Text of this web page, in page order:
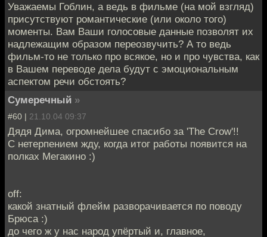
Уважаемы Гоблин, а ведь в фильме (на мой взгляд)
присутствуют романтические (или около того)
моменты. Вам Ваши голосовые данные позволят их
надлежащим образом переозвучить? А то ведь
фильм-то не только про всякое, но и про чувства, как
в Вашем переводе дела будут с эмоциональным
аспектом речи обстоять?
Сумеречный »
#60 | 21.10.04 09:37
Дядя Дима, огромнейшее спасибо за 'The Crow'!!
С нетерпением жду, когда итог работы появится на
полках Мегакино :)
off:
какой знатный флейм разворачивается по поводу
Брюса :)
до чего ж у нас народ упёртый и, главное,